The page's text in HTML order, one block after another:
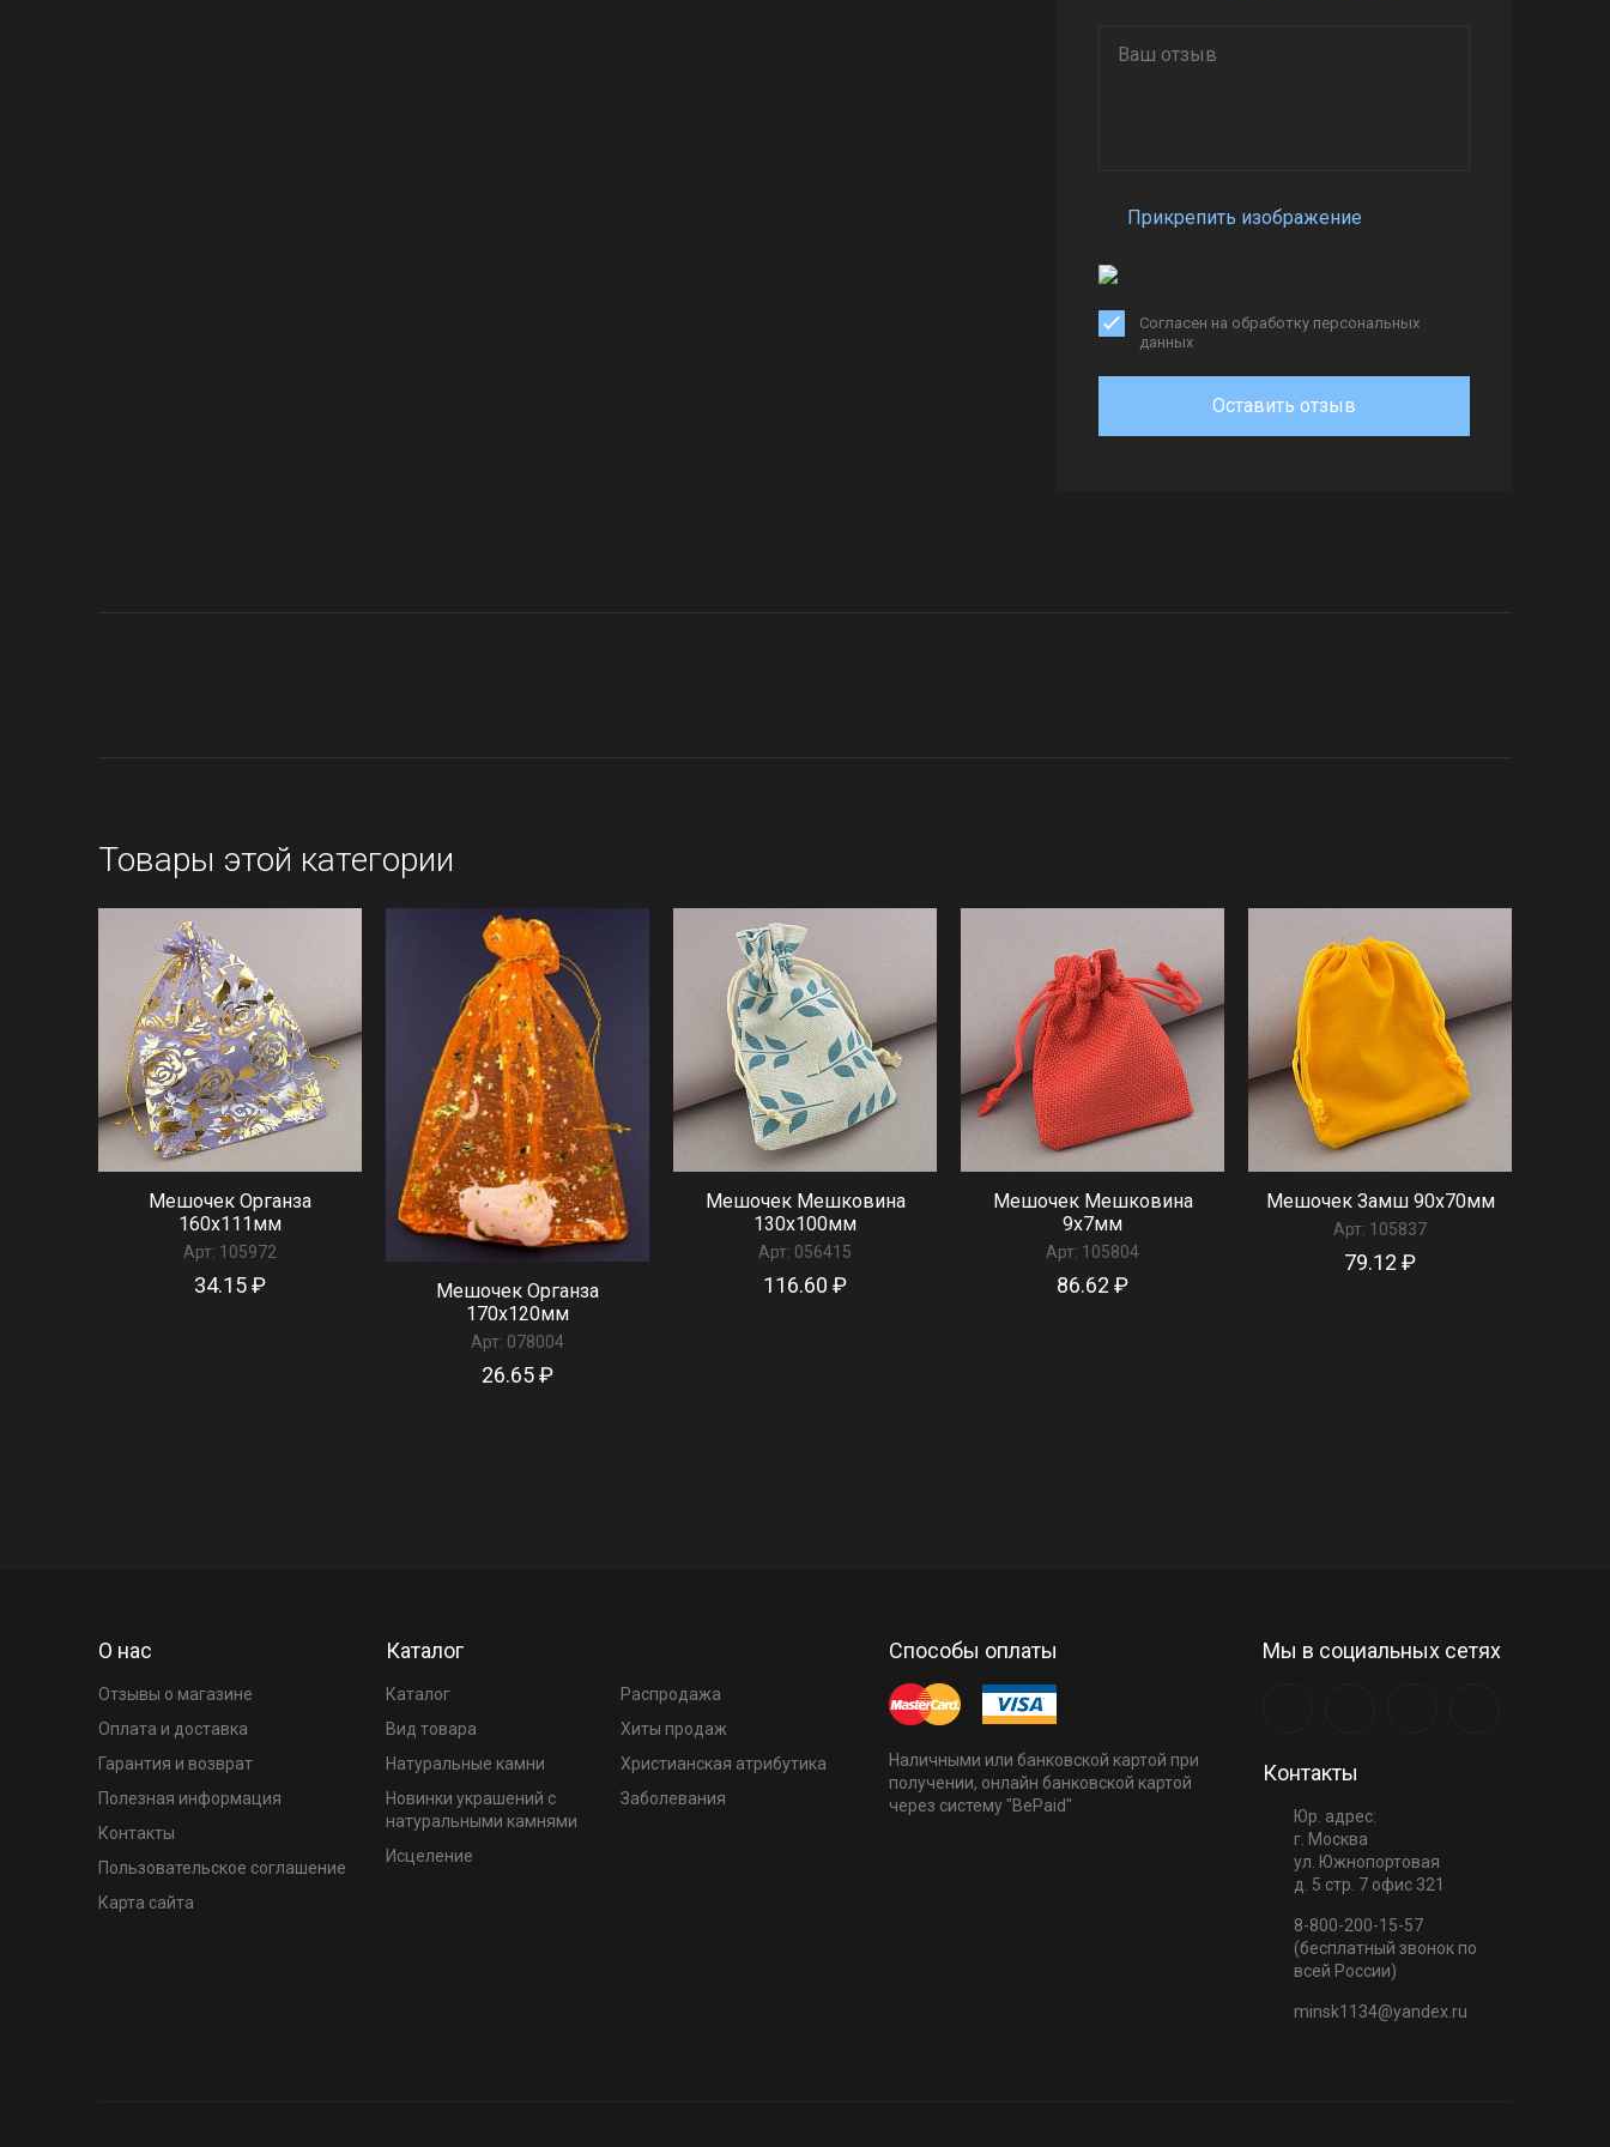
Прикрепить изображение
Согласен на обработку персональных
данных
Оставить отзыв
Товары этой категории
Мешочек Органза
160x111мм
Арт: 105972
34.15 ₽
Мешочек Органза
170x120мм
Арт: 078004
26.65 ₽
Мешочек Мешковина
130x100мм
Арт: 056415
116.60 ₽
Мешочек Мешковина
9x7мм
Арт: 105804
86.62 ₽
Мешочек Замш 90x70мм
Арт: 105837
79.12 ₽
О нас
Отзывы о магазине
Оплата и доставка
Гарантия и возврат
Полезная информация
Контакты
Пользовательское соглашение
Карта сайта
Каталог
Каталог
Вид товара
Натуральные камни
Новинки украшений с
натуральными камнями
Распродажа
Хиты продаж
Христианская атрибутика
Заболевания
Исцеление
Способы оплаты
Наличными или банковской картой при
получении, онлайн банковской картой
через систему "BePaid"
Мы в социальных сетях
Контакты
Юр. адрес:
г. Москва
ул. Южнопортовая
д. 5 стр. 7 офис 321
8-800-200-15-57
(бесплатный звонок по
всей России)
minsk1134@yandex.ru